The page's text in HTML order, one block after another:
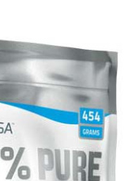
АНАБОЛИЧЕСКИЕ
АКСЕССУАРЫ